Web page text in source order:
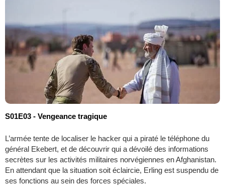
S01E03 - Vengeance tragique
L’armée tente de localiser le hacker qui a piraté le téléphone du
général Ekebert, et de découvrir qui a dévoilé des informations
secrètes sur les activités militaires norvégiennes en Afghanistan.
En attendant que la situation soit éclaircie, Erling est suspendu de
ses fonctions au sein des forces spéciales.